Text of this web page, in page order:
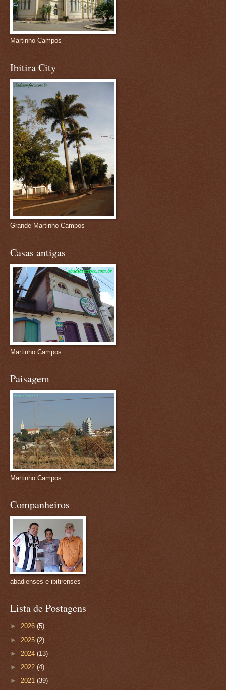
Martinho Campos
Ibitira City
Grande Martinho Campos
Casas antigas
Martinho Campos
Paisagem
Martinho Campos
Companheiros
abadienses e ibitirenses
Lista de Postagens
► 2026 (5)
► 2025 (2)
► 2024 (13)
► 2022 (4)
► 2021 (39)